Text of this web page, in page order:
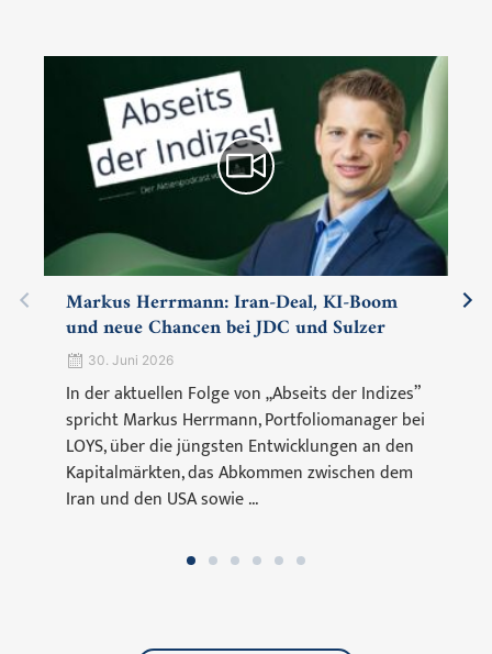
Markus Herrmann: Iran-Deal, KI-Boom
und neue Chancen bei JDC und Sulzer
30. Juni 2026
In der aktuellen Folge von „Abseits der Indizes”
spricht Markus Herrmann, Portfoliomanager bei
LOYS, über die jüngsten Entwicklungen an den
Kapitalmärkten, das Abkommen zwischen dem
Iran und den USA sowie ...